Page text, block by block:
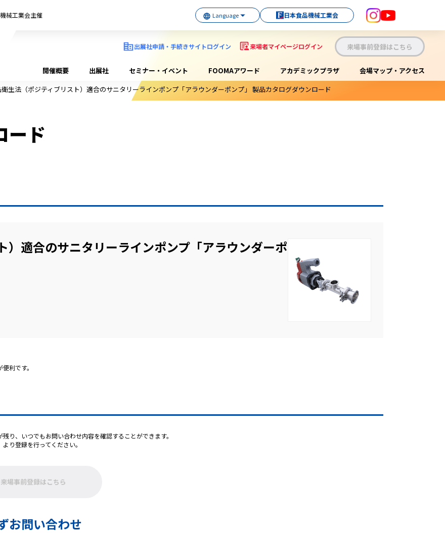
械工業会主催 日本食品機械工業会
出展社申請・手続きサイトログイン 来場者マイページログイン 来場事前登録はこちら
開催概要 出展社 セミナー・イベント FOOMAアワード アカデミックプラザ
会場マップ・アクセス
生法（ポジティブリスト）適合のサニタリーラインポンプ「アラウンダーポンプ」 製品カタログダウンロード
ード
）適合のサニタリーラインポンプ「アラウンダーポ
利です。
り、いつでもお問い合わせ内容を確認することができます。
り登録を行ってください。
来場事前登録はこちら
お問い合わせ